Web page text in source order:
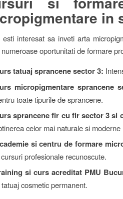
in
esti interesat sa inveti arta
oportunitati de formare
tatuaj sprancene sector 3:
micropigmentare sprancene
toate tipurile de sprancene.
sprancene fir cu fir sector 3 si
celor mai naturale si moderne
si centru de formare
profesionale recunoscute.
si curs acreditat PMU
tatuaj cosmetic permanent.